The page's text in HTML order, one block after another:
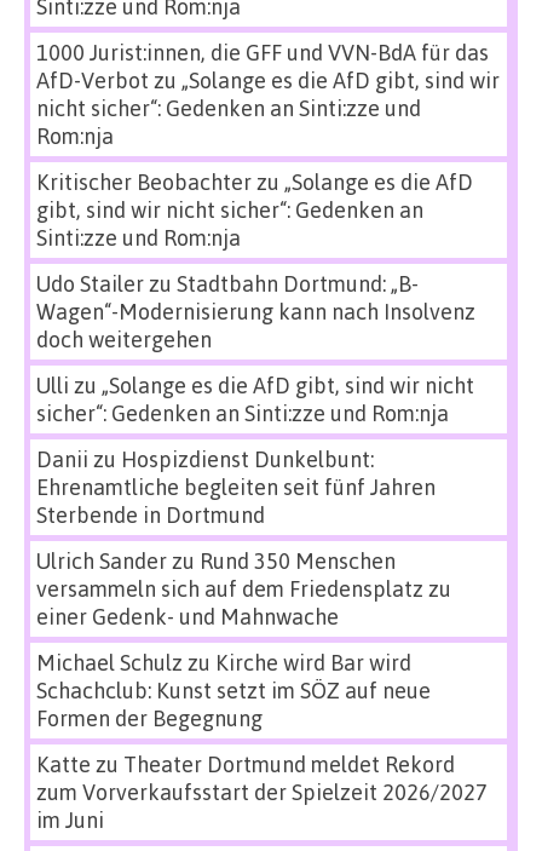
Sinti:zze und Rom:nja
1000 Jurist:innen, die GFF und VVN-BdA für das
AfD-Verbot zu „Solange es die AfD gibt, sind wir
nicht sicher“: Gedenken an Sinti:zze und
Rom:nja
Kritischer Beobachterzu „Solange es die AfD
gibt, sind wir nicht sicher“: Gedenken an
Sinti:zze und Rom:nja
Udo Stailerzu Stadtbahn Dortmund: „B-
Wagen“-Modernisierung kann nach Insolvenz
doch weitergehen
Ulli zu „Solange es die AfD gibt, sind wir nicht
sicher“: Gedenken an Sinti:zze und Rom:nja
Danii zu Hospizdienst Dunkelbunt:
Ehrenamtliche begleiten seit fünf Jahren
Sterbende in Dortmund
Ulrich Sanderzu Rund 350 Menschen
versammeln sich auf dem Friedensplatz zu
einer Gedenk- und Mahnwache
Michael Schulz zu Kirche wird Bar wird
Schachclub: Kunst setzt im SÖZ auf neue
Formen der Begegnung
Katte zu Theater Dortmund meldet Rekord
zum Vorverkaufsstart der Spielzeit 2026/2027
im Juni